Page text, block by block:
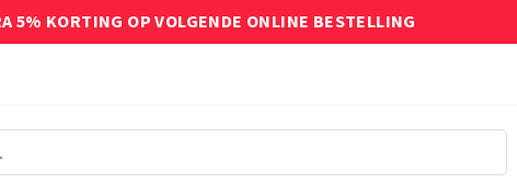
5% KORTING OP VOLGENDE ONLINE BESTELLING